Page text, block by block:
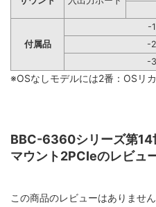
付属品
-1
-2
-3
※OSなしモデルには2番：OSリ
BBC-6360シリーズ第14
マウント2PCIeのレビュ
この商品のレビューはありません